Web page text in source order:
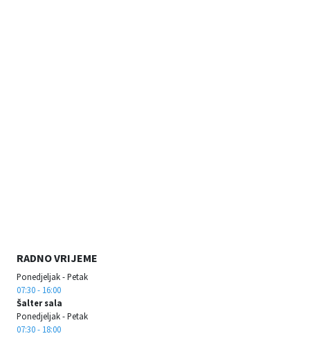
RADNO VRIJEME
Ponedjeljak - Petak
07:30 - 16:00
Šalter sala
Ponedjeljak - Petak
07:30 - 18:00